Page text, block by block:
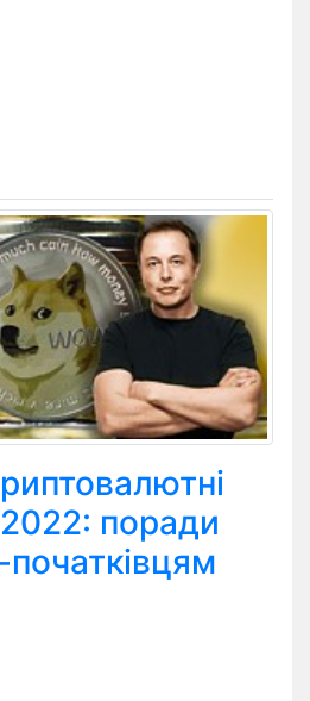
2022: поради